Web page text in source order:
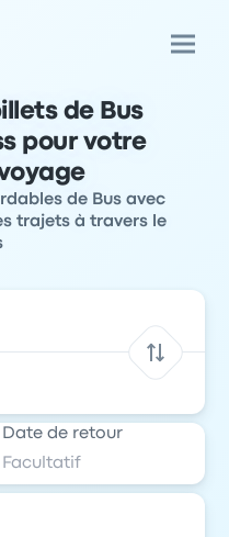
de Bus
pour votre
de Bus avec
trajets à travers le
Date de retour